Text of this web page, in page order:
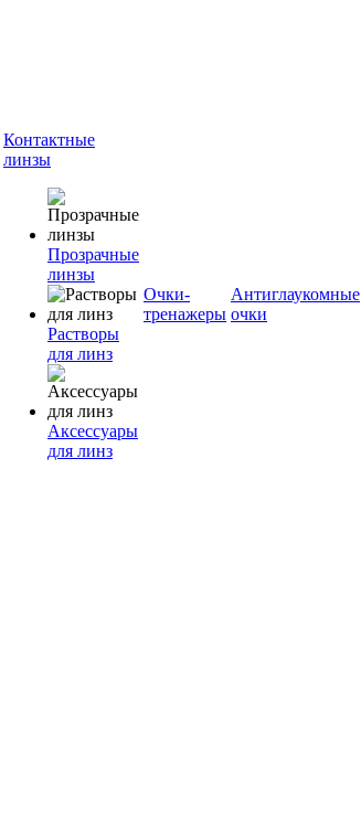
Контактные
линзы
Прозрачные
линзы
Растворы
для линз
Аксессуары
для линз
Очки-
тренажеры
Антиглаукомные
очки